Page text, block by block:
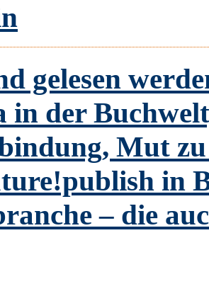
gelesen
in der
Mut
in
– die